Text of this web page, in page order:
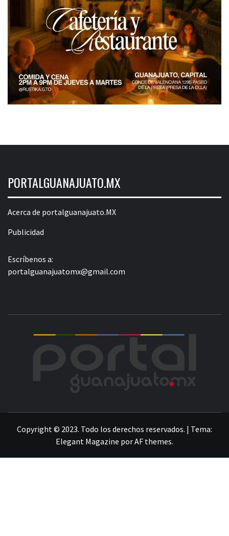
PORTALGUANAJUATO.MX
Acerca de portalguanajuato.MX
Publicidad
Escríbenos a:
portalguanajuatomx@gmail.com
Copyright © 2023. Todo los derechos reservados. | Tema:
Elegant Magazine porAF themes.